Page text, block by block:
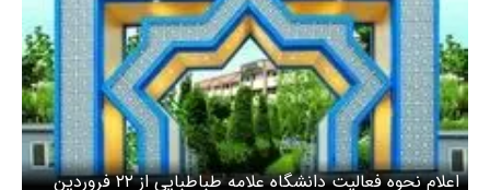
اعلام نحوه فعالیت دانشگاه علامه طباطبایی از ۲۲ فروردین